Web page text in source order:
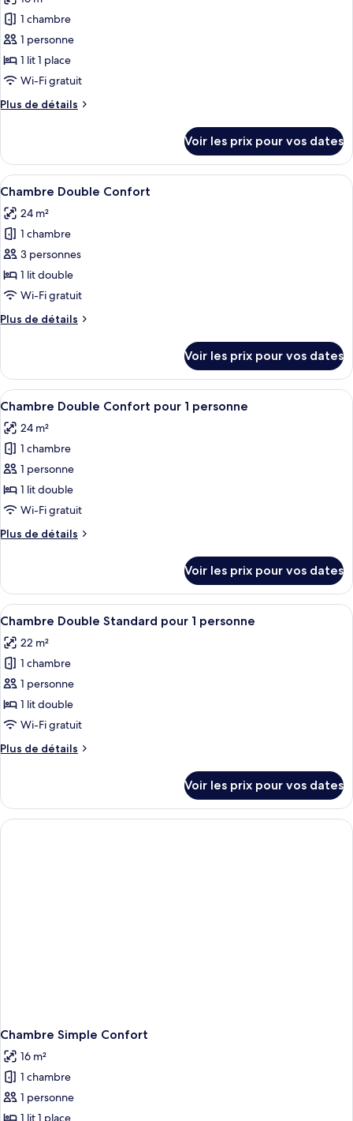
Double
Standard
les
photos
pour
ce
type
chambre :
Standard
1 chambre
1 personne
1 lit 1 place
Wi-Fi gratuit
Plus de détails
Plus
le
type
de
Chambre
Simple
Standard
Voir les prix pour vos dates
Afficher
toutes
les
photos
pour
ce
type
chambre :
Confort
Une chambre d’hôtel avec un lit en
7
Chambre Double Confort
24 m²
1 chambre
3 personnes
1 lit double
Wi-Fi gratuit
Plus de détails
Plus
le
type
de
Chambre
Double
Confort
Voir les prix pour vos dates
Afficher
toutes
les
photos
pour
ce
type
chambre :
Confort
pour
1
personne
Une chambre d’hôtel avec un lit en
7
Chambre Double Confort pour 1 personne
24 m²
1 chambre
1 personne
1 lit double
Wi-Fi gratuit
Plus de détails
Plus
le
type
de
Chambre
Double
Confort
pour
personne
Voir les prix pour vos dates
Afficher
toutes
les
photos
pour
ce
type
chambre :
Standard
pour
Une chambre d’hôtel avec un
5
Chambre Double Standard pour 1 personne
22 m²
1 chambre
1 personne
1 lit double
Wi-Fi gratuit
Plus de détails
Plus
le
type
de
Voir les prix pour vos dates
Chambre Simple Confort
16 m²
1 chambre
1 personne
1 lit 1 place